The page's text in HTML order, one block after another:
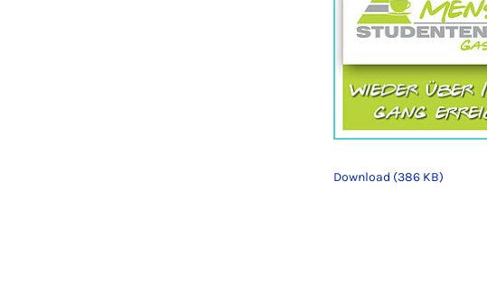
Download (386 KB)